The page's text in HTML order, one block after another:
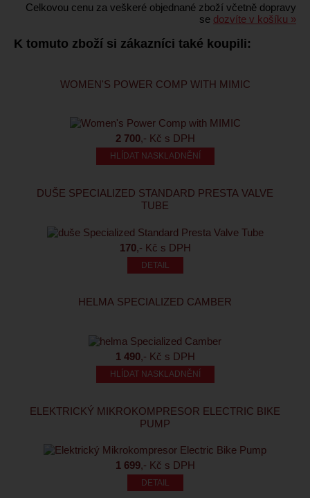
Celkovou cenu za veškeré objednané zboží včetně dopravy
se dozvíte v košíku »
K tomuto zboží si zákazníci také koupili:
WOMEN'S POWER COMP WITH MIMIC
2 700,- Kč s DPH
HLÍDAT NASKLADNĚNÍ
DUŠE SPECIALIZED STANDARD PRESTA VALVE
TUBE
170,- Kč s DPH
HELMA SPECIALIZED CAMBER
1 490,- Kč s DPH
HLÍDAT NASKLADNĚNÍ
ELEKTRICKÝ MIKROKOMPRESOR ELECTRIC BIKE
PUMP
1 699,- Kč s DPH